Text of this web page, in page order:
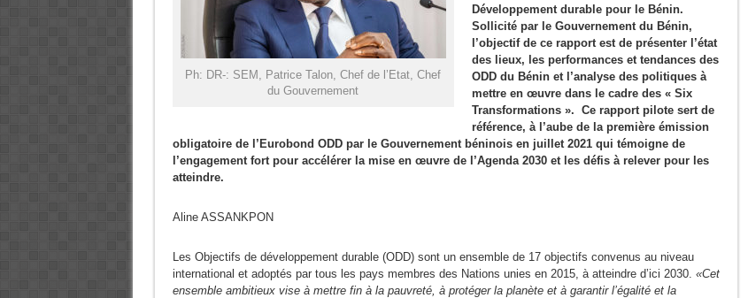
Ph: DR-: SEM, Patrice Talon, Chef de l’Etat, Chef
du Gouvernement
Développement durable pour le Bénin.
Sollicité par le Gouvernement du Bénin,
l’objectif de ce rapport est de présenter l’état
des lieux, les performances et tendances des
ODD du Bénin et l’analyse des politiques à
mettre en œuvre dans le cadre des « Six
Transformations ». Ce rapport pilote sert de
référence, à l’aube de la première émission
obligatoire de l’Eurobond ODD par le Gouvernement béninois en juillet 2021 qui témoigne de
l’engagement fort pour accélérer la mise en œuvre de l’Agenda 2030 et les défis à relever pour les
atteindre.
Aline ASSANKPON
Les Objectifs de développement durable (ODD) sont un ensemble de 17 objectifs convenus au niveau
international et adoptés par tous les pays membres des Nations unies en 2015, à atteindre d’ici 2030. «Cet
ensemble ambitieux vise à mettre fin à la pauvreté, à protéger la planète et à garantir l’égalité et la